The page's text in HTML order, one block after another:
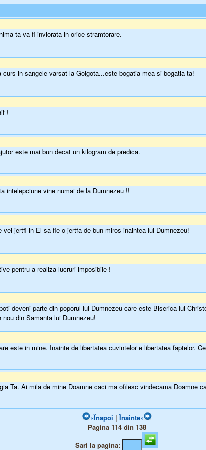
ta va fi inviorata in orice stramtorare.
in sangele varsat la Golgota...este bogatia mea si bogatia ta!
!
este mai bun decat un kilogram de predica.
intelepciune vine numai de la Dumnezeu !!
jertfi in El sa fie o jertfa de bun miros inaintea lui Dumnezeu!
pentru a realiza lucruri imposibile !
deveni parte din poporul lui Dumnezeu care este Biserica lui
din Samanta lui Dumnezeu!
este in mine. Inainte de libertatea cuvintelor e libertatea faptelor.
Ta. Ai mila de mine Doamne caci ma ofilesc vindecama Doamne
«Înapoi |Înainte»
Pagina 114 din 138
Sari la pagina: